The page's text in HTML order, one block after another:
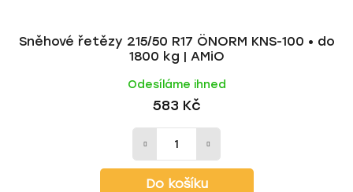
Sněhové řetězy 215/50 R17 ÖNORM KNS-100 • do
1800 kg | AMiO
Odesíláme ihned
583 Kč
Do košíku